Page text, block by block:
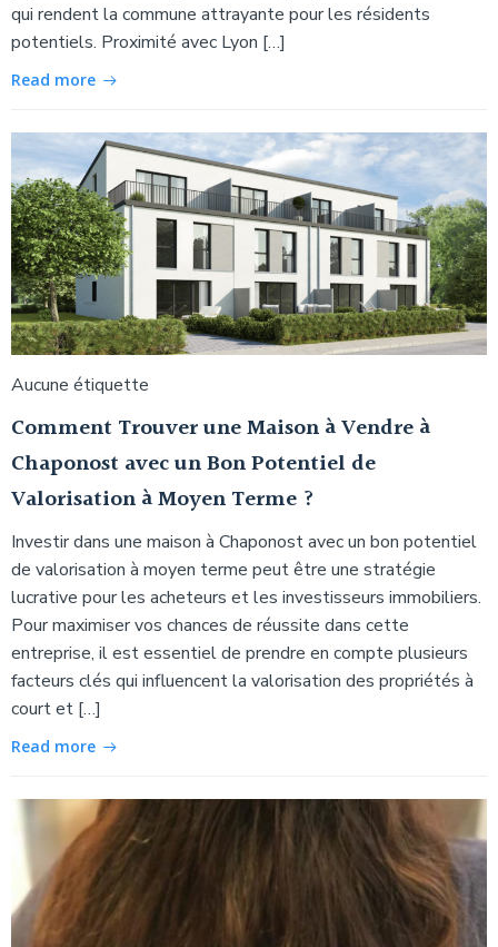
qui rendent la commune attrayante pour les résidents
potentiels. Proximité avec Lyon […]
Read more
Aucune étiquette
Comment Trouver une Maison à Vendre à
Chaponost avec un Bon Potentiel de
Valorisation à Moyen Terme ?
Investir dans une maison à Chaponost avec un bon potentiel
de valorisation à moyen terme peut être une stratégie
lucrative pour les acheteurs et les investisseurs immobiliers.
Pour maximiser vos chances de réussite dans cette
entreprise, il est essentiel de prendre en compte plusieurs
facteurs clés qui influencent la valorisation des propriétés à
court et […]
Read more